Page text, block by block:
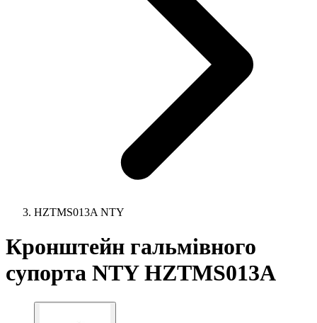
HZTMS013A NTY
Кронштейн гальмівного
супорта NTY HZTMS013A